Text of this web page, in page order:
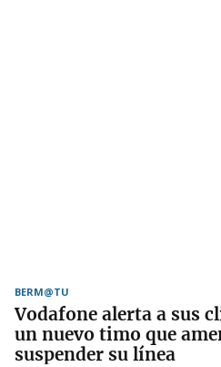
BERM@TU
Vodafone alerta a sus
un nuevo timo que
suspender su línea